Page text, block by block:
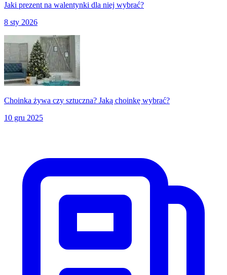
Jaki prezent na walentynki dla niej wybrać?
8 sty 2026
Choinka żywa czy sztuczna? Jaką choinkę wybrać?
10 gru 2025